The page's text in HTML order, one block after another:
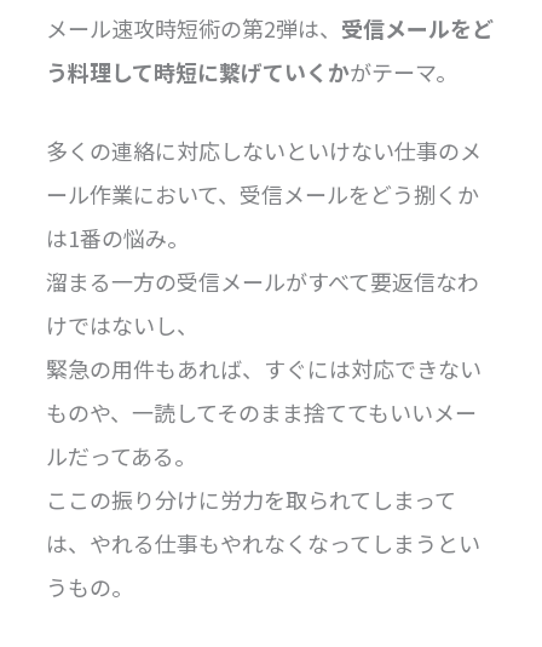
メール速攻時短術の第2弾は、 受信メールをど
う料理して時短に繋げていくかがテーマ。
多くの連絡に対応しないといけない仕事のメ
ール作業において、受信メールをどう捌くか
は1番の悩み。
溜まる一方の受信メールがすべて要返信なわ
けではないし、
緊急の用件もあれば、すぐには対応できない
ものや、一読してそのまま捨ててもいいメー
ルだってある。
ここの振り分けに労力を取られてしまって
は、やれる仕事もやれなくなってしまうとい
うもの。